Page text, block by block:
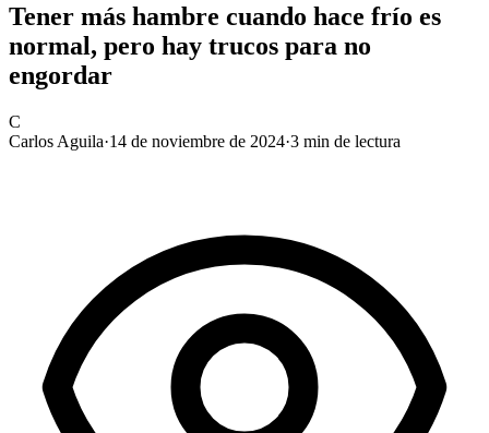
Tener más hambre cuando hace frío es
normal, pero hay trucos para no
engordar
C
Carlos Aguila·14 de noviembre de 2024·3 min de lectura